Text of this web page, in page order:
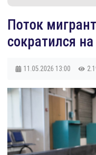
Поток
сократился
11.05.2026 13:00